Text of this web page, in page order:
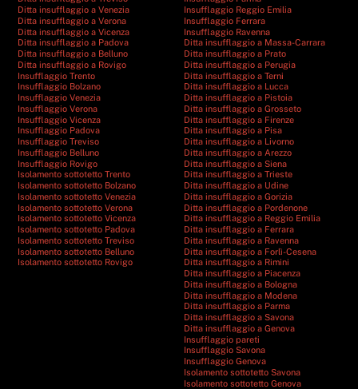
Ditta insufflaggio a Venezia
Ditta insufflaggio a Verona
Ditta insufflaggio a Vicenza
Ditta insufflaggio a Padova
Ditta insufflaggio a Belluno
Ditta insufflaggio a Rovigo
Insufflaggio Trento
Insufflaggio Bolzano
Insufflaggio Venezia
Insufflaggio Verona
Insufflaggio Vicenza
Insufflaggio Padova
Insufflaggio Treviso
Insufflaggio Belluno
Insufflaggio Rovigo
Isolamento sottotetto Trento
Isolamento sottotetto Bolzano
Isolamento sottotetto Venezia
Isolamento sottotetto Verona
Isolamento sottotetto Vicenza
Isolamento sottotetto Padova
Isolamento sottotetto Treviso
Isolamento sottotetto Belluno
Isolamento sottotetto Rovigo
Insufflaggio Reggio Emilia
Insufflaggio Ferrara
Insufflaggio Ravenna
Ditta insufflaggio a Massa-Carrara
Ditta insufflaggio a Prato
Ditta insufflaggio a Perugia
Ditta insufflaggio a Terni
Ditta insufflaggio a Lucca
Ditta insufflaggio a Pistoia
Ditta insufflaggio a Grosseto
Ditta insufflaggio a Firenze
Ditta insufflaggio a Pisa
Ditta insufflaggio a Livorno
Ditta insufflaggio a Arezzo
Ditta insufflaggio a Siena
Ditta insufflaggio a Trieste
Ditta insufflaggio a Udine
Ditta insufflaggio a Gorizia
Ditta insufflaggio a Pordenone
Ditta insufflaggio a Reggio Emilia
Ditta insufflaggio a Ferrara
Ditta insufflaggio a Ravenna
Ditta insufflaggio a Forlì-Cesena
Ditta insufflaggio a Rimini
Ditta insufflaggio a Piacenza
Ditta insufflaggio a Bologna
Ditta insufflaggio a Modena
Ditta insufflaggio a Parma
Ditta insufflaggio a Savona
Ditta insufflaggio a Genova
Insufflaggio pareti
Insufflaggio Savona
Insufflaggio Genova
Isolamento sottotetto Savona
Isolamento sottotetto Genova